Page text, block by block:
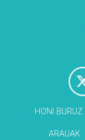
HONI BURUZ
ARAUAK